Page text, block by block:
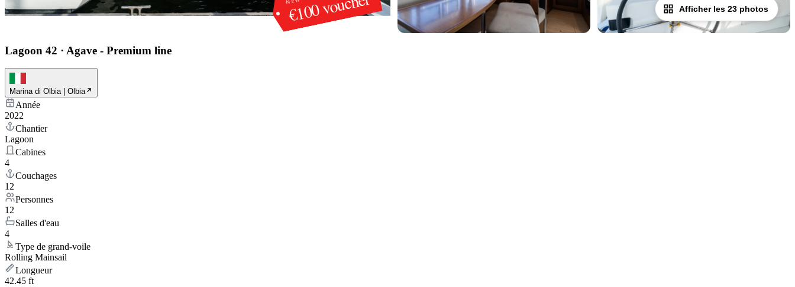
Afficher les 23 photos
Lagoon 42 · Agave - Premium line
Marina di Olbia | Olbia
Année
2022
Chantier
Lagoon
Cabines
4
Couchages
12
Personnes
12
Salles d'eau
4
Type de grand-voile
Rolling Mainsail
Longueur
42.45 ft